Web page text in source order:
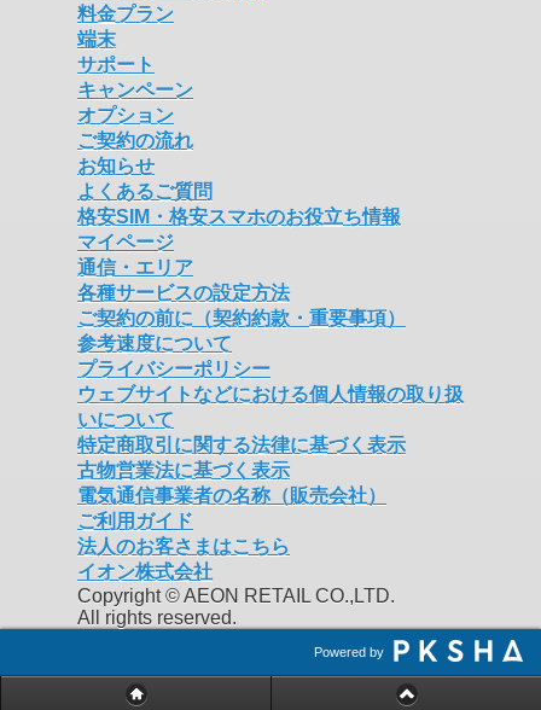
料金プラン
端末
サポート
キャンペーン
オプション
ご契約の流れ
お知らせ
よくあるご質問
格安SIM・格安スマホのお役立ち情報
マイページ
通信・エリア
各種サービスの設定方法
ご契約の前に（契約約款・重要事項）
参考速度について
プライバシーポリシー
ウェブサイトなどにおける個人情報の取り扱
いについて
特定商取引に関する法律に基づく表示
古物営業法に基づく表示
電気通信事業者の名称（販売会社）
ご利用ガイド
法人のお客さまはこちら
イオン株式会社
Copyright © AEON RETAIL CO.,LTD.
All rights reserved.
Powered by